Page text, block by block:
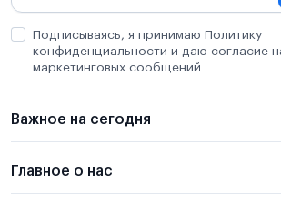
Подписываясь, я принимаю Политику
конфиденциальности и даю согласие
маркетинговых сообщений
Важное на сегодня
Главное о нас